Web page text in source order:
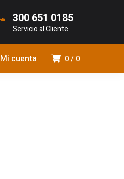
300 651 0185
Servicio al Cliente
0 0
Mi cuenta